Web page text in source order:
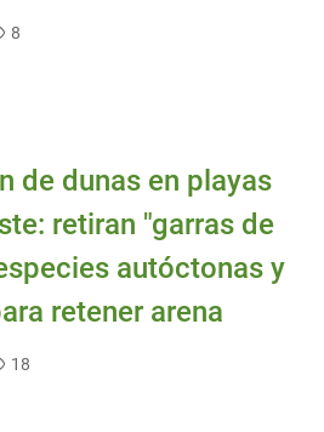
8
de dunas en playas
retiran "garras de
autóctonas y
retener arena
18